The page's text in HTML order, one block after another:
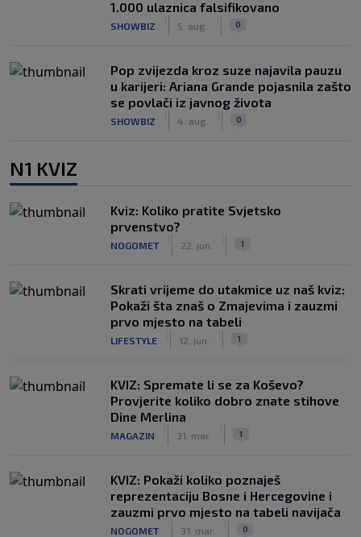
1.000 ulaznica falsifikovano
SHOWBIZ 5. aug. 0
Pop zvijezda kroz suze najavila pauzu
u karijeri: Ariana Grande pojasnila zašto
se povlači iz javnog života
SHOWBIZ 4. aug. 0
N1 KVIZ
Kviz: Koliko pratite Svjetsko
prvenstvo?
NOGOMET 22. jun. 1
Skrati vrijeme do utakmice uz naš kviz:
Pokaži šta znaš o Zmajevima i zauzmi
prvo mjesto na tabeli
LIFESTYLE 12. jun. 1
KVIZ: Spremate li se za Koševo?
Provjerite koliko dobro znate stihove
Dine Merlina
MAGAZIN 31. mar. 1
KVIZ: Pokaži koliko poznaješ
reprezentaciju Bosne i Hercegovine i
zauzmi prvo mjesto na tabeli navijača
NOGOMET 31. mar. 0